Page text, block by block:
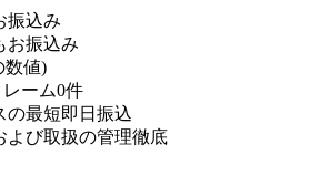
振込み
お振込み
数値)
ーム0件
の最短即日振込
よび取扱の管理徹底